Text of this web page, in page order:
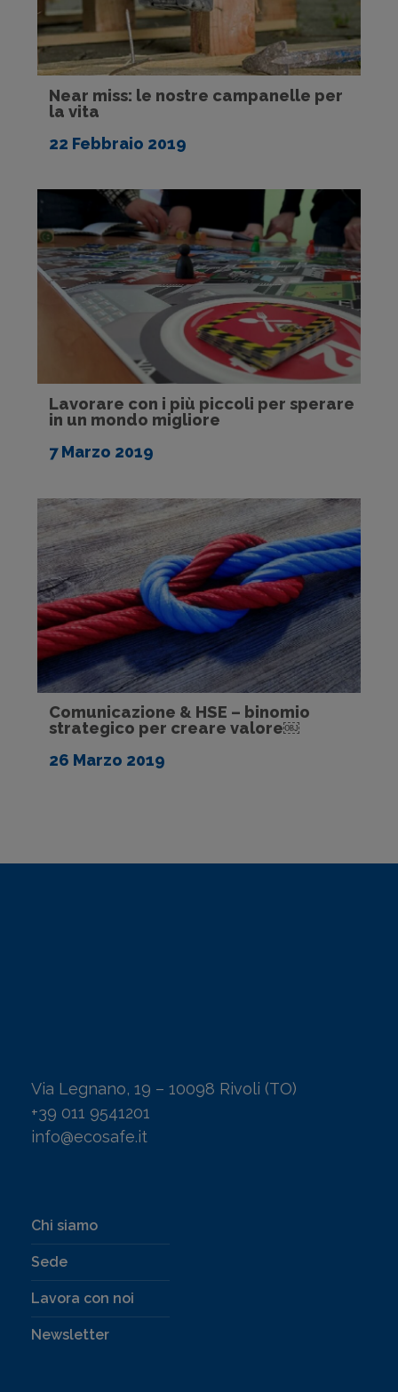
Near miss: le nostre campanelle per
la vita
22 Febbraio 2019
Lavorare con i più piccoli per sperare
in un mondo migliore
7 Marzo 2019
Comunicazione & HSE – binomio
strategico per creare valore￼
26 Marzo 2019
Via Legnano, 19 – 10098 Rivoli (TO)
+39 011 9541201
info@ecosafe.it
Chi siamo
Sede
Lavora con noi
Newsletter